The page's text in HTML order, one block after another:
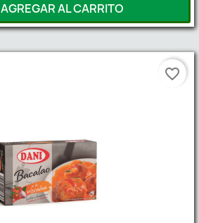
AGREGAR AL CARRITO
favorite_border